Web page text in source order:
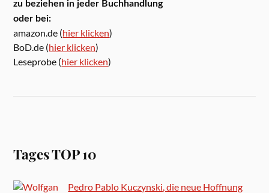
zu beziehen in jeder Buchhandlung
oder bei:
amazon.de (hier klicken)
BoD.de (hier klicken)
Leseprobe (hier klicken)
Tages TOP 10
Pedro Pablo Kuczynski, die neue Hoffnung